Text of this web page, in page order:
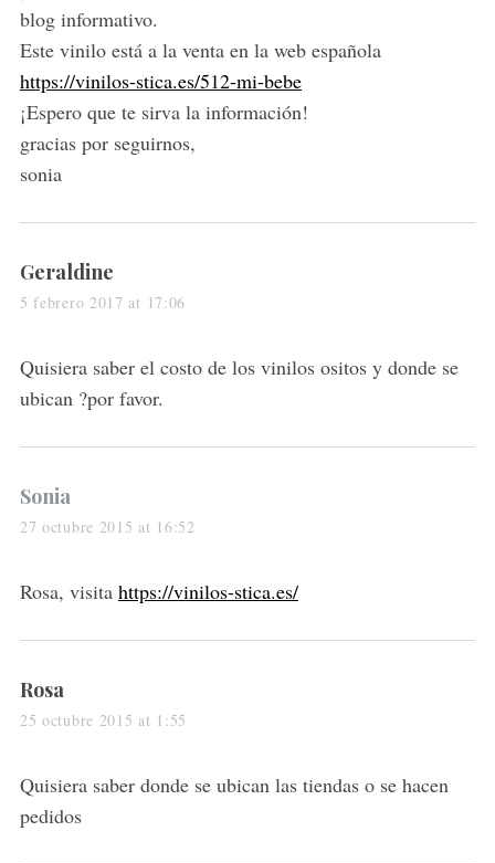
:blog informativo.
Este vinilo está a la venta en la web española
https://vinilos-stica.es/512-mi-bebe
¡Espero que te sirva la información!
gracias por seguirnos,
sonia
s
a
s
:
Geraldine
5 febrero 2017 at 17:06
Quisiera saber el costo de los vinilos ositos y donde se
ubican ?por favor.
s
a
s
Sonia
27 octubre 2015 at 16:52
Rosa, visita https://vinilos-stica.es/
s
a
s
:
Rosa
25 octubre 2015 at 1:55
Quisiera saber donde se ubican las tiendas o se hacen
pedidos